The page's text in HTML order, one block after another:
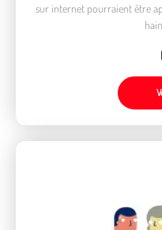
sur internet pourraient être